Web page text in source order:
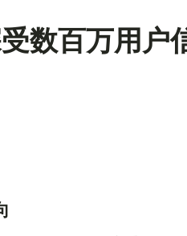
数百万用户